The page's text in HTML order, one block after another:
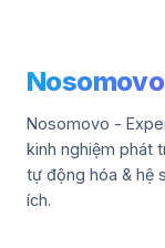
Nosomovo
Nosomovo -
kinh nghiệm phát
tự động hóa & hệ
ích.